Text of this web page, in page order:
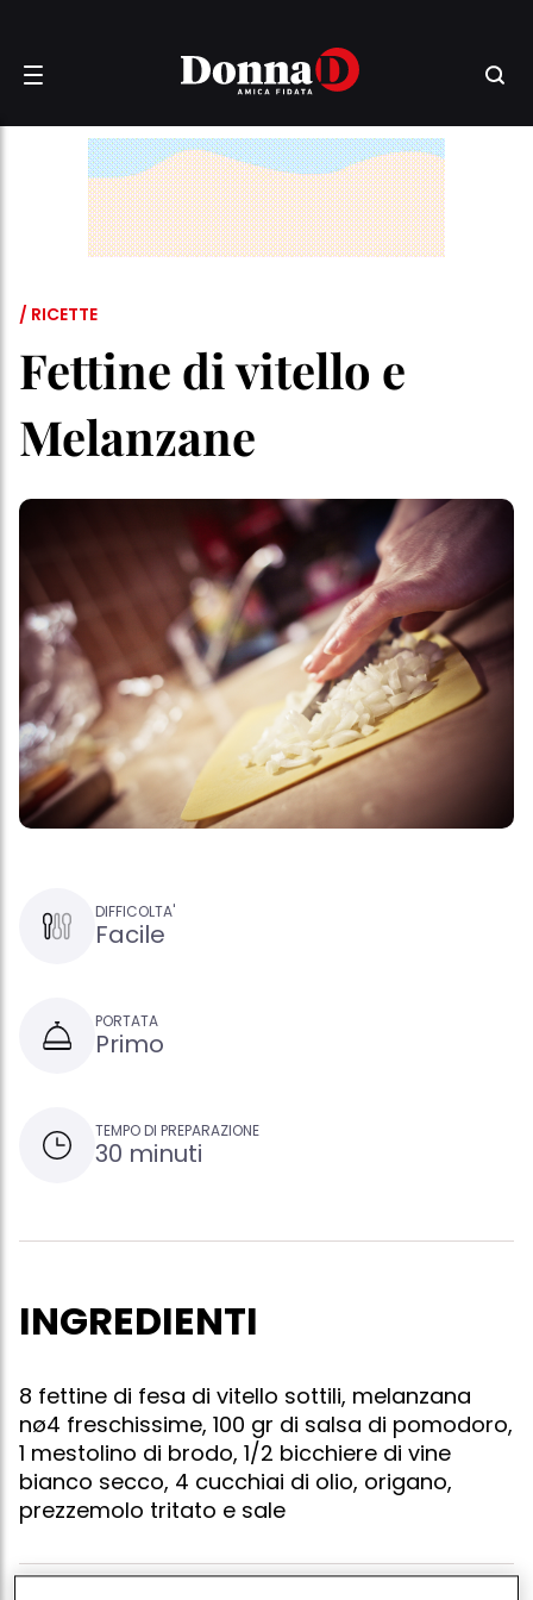
/ RICETTE
Fettine di vitello e
Melanzane
DIFFICOLTA'
Facile
PORTATA
Primo
TEMPO DI PREPARAZIONE
30 minuti
INGREDIENTI
8 fettine di fesa di vitello sottili, melanzana
nø4 freschissime, 100 gr di salsa di pomodoro,
1 mestolino di brodo, 1/2 bicchiere di vine
bianco secco, 4 cucchiai di olio, origano,
prezzemolo tritato e sale